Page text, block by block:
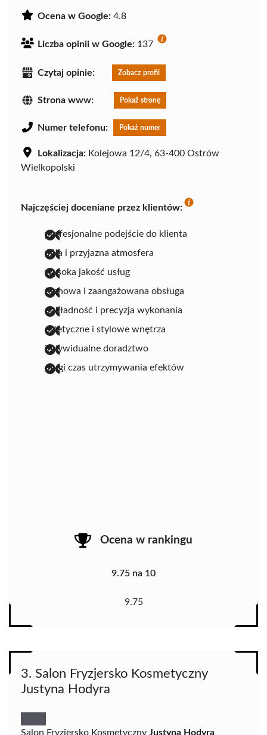
Ocena w Google: 4.8
Liczba opinii w Google: 137
Czytaj opinie: Zobacz profil
Strona www: Pokaż stronę
Numer telefonu: Pokaż numer
Lokalizacja: Kolejowa 12/4, 63-400 Ostrów
Wielkopolski
Najczęściej doceniane przez klientów:
profesjonalne podejście do klienta
miła i przyjazna atmosfera
wysoka jakość usług
fachowa i zaangażowana obsługa
dokładność i precyzja wykonania
estetyczne i stylowe wnętrza
indywidualne doradztwo
długi czas utrzymywania efektów
Ocena w rankingu
9.75 na 10
9.75
3. Salon Fryzjersko Kosmetyczny
Justyna Hodyra
Salon Fryzjersko Kosmetyczny Justyna Hodyra